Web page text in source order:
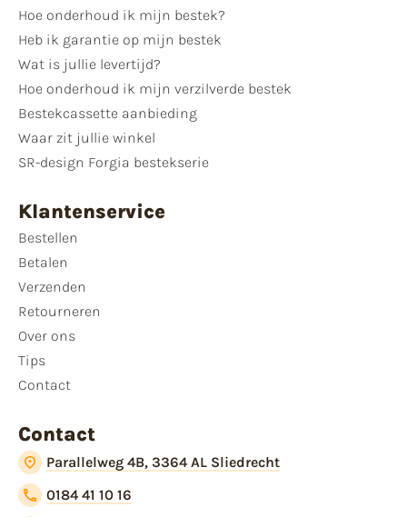
Hoe onderhoud ik mijn bestek?
Heb ik garantie op mijn bestek
Wat is jullie levertijd?
Hoe onderhoud ik mijn verzilverde bestek
Bestekcassette aanbieding
Waar zit jullie winkel
SR-design Forgia bestekserie
Klantenservice
Bestellen
Betalen
Verzenden
Retourneren
Over ons
Tips
Contact
Contact
Parallelweg 4B, 3364 AL Sliedrecht
0184 41 10 16